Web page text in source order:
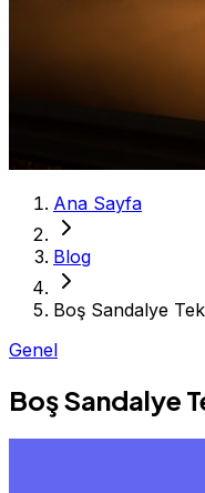
Ana Sayfa
Blog
Boş Sandalye
Genel
Boş Sandalye